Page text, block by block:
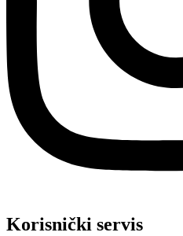
Korisnički servis